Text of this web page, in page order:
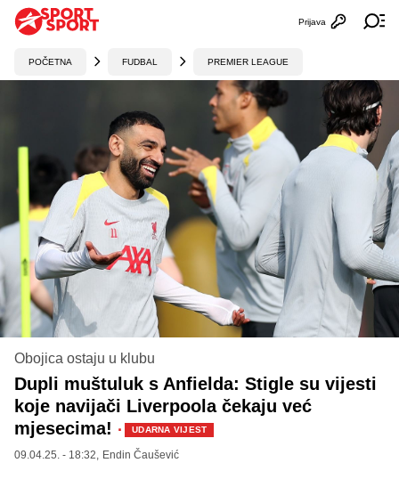
Otvori
Prijava
POČETNA FUDBAL PREMIER LEAGUE
Obojica ostaju u klubu
Dupli muštuluk s Anfielda: Stigle su vijesti
koje navijači Liverpoola čekaju već
mjesecima! · UDARNA VIJEST
09.04.25. - 18:32, Endin Čaušević